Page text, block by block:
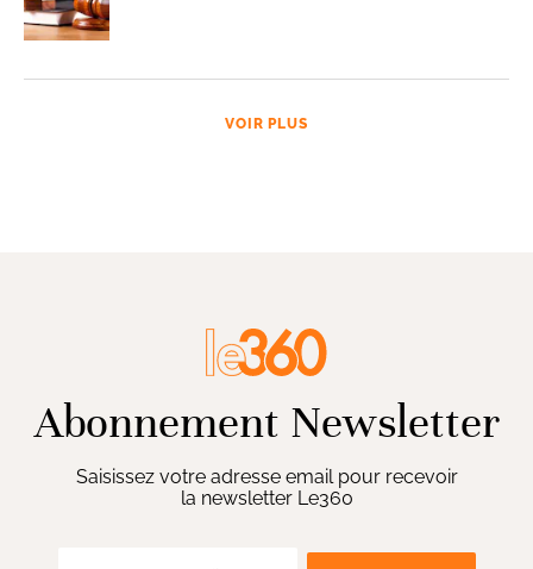
VOIR PLUS
Abonnement Newsletter
Saisissez votre adresse email pour recevoir
la newsletter Le360